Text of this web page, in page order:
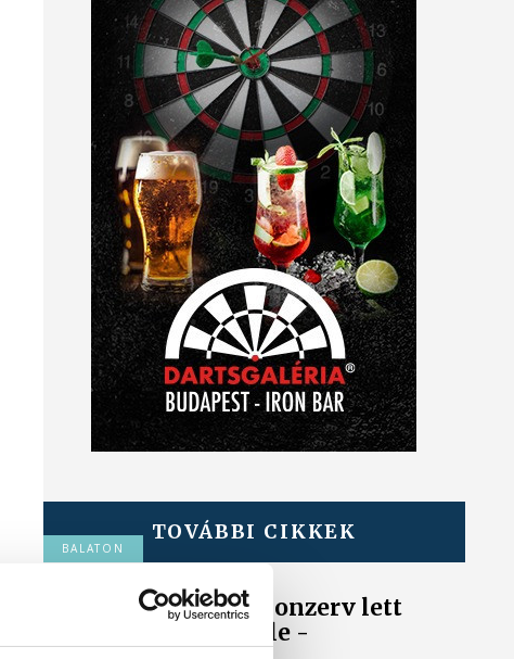
TOVÁBBI CIKKEK
BALATON
Egy furcsa halkonzerv lett
az Év Strandétele -